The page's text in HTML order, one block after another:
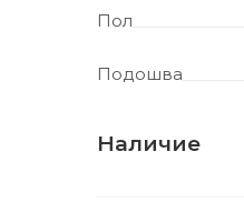
Пол
Подошва
Наличие